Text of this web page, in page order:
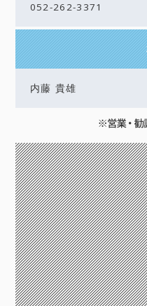
052-262-3371
内藤 貴雄